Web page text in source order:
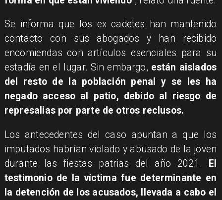
Se informa que los ex cadetes han mantenido
contacto con sus abogados y han recibido
encomiendas con artículos esenciales para su
estadía en el lugar. Sin embargo, están aislados
del resto de la población penal y se les ha
negado acceso al patio, debido al riesgo de
represalias por parte de otros reclusos.
Los antecedentes del caso apuntan a que los
imputados habrían violado y abusado de la joven
durante las fiestas patrias del año 2021.
El
testimonio de la víctima fue determinante en
la detención de los acusados, llevada a cabo el